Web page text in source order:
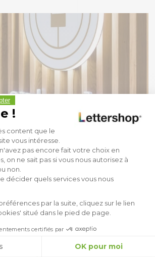
!
de Gestion du
content que le
vous intéresse.
pas encore fait votre choix en
on ne sait pas si vous nous autorisez à
non.
décider quels services vous nous
par la suite, cliquez sur le lien
situé dans le pied de page.
certifiés par
OK pour moi
Axeptio consent
Notaire
bien conçue inspire confiance. Avec
comme l’aluminium, le laiton ou le
tradition et professionnalisme pour